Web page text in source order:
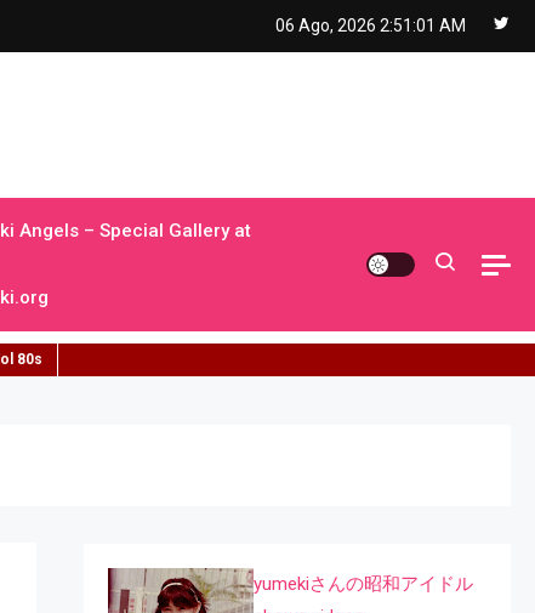
06 Ago, 2026 2:51:02 AM
Angels – Special Gallery at
80s
yumekiさんの昭和アイドル